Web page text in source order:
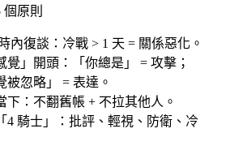
原則
內復談 ：冷戰 > 1 天 = 關係惡化。
覺」開頭 ：「你總是」 = 攻擊；
被忽略」 = 表達。
下 ：不翻舊帳 + 不拉其他人。
4 騎士」
：批評、輕視、防衛、冷